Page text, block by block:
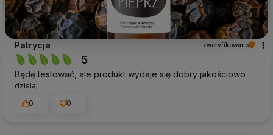
Patrycja zweryfikowano
5
Będę testować, ale produkt wydaje się dobry jakościowo
dzisiaj
0
0